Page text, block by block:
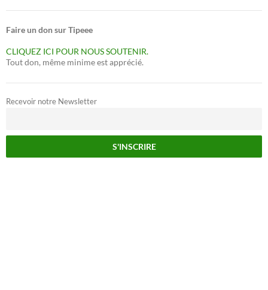
Faire un don sur Tipeee
CLIQUEZ ICI POUR NOUS SOUTENIR.
Tout don, même minime est apprécié.
Recevoir notre Newsletter